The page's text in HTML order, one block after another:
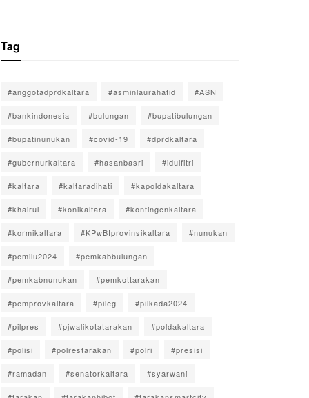
Tag
#anggotadprdkaltara #asminlaurahafid #ASN
#bankindonesia #bulungan #bupatibulungan
#bupatinunukan #covid-19 #dprdkaltara
#gubernurkaltara #hasanbasri #idulfitri
#kaltara #kaltaradihati #kapoldakaltara
#khairul #konikaltara #kontingenkaltara
#kormikaltara #KPwBIprovinsikaltara #nunukan
#pemilu2024 #pemkabbulungan
#pemkabnunukan #pemkottarakan
#pemprovkaltara #pileg #pilkada2024
#pilpres #pjwalikotatarakan #poldakaltara
#polisi #polrestarakan #polri #presisi
#ramadan #senatorkaltara #syarwani